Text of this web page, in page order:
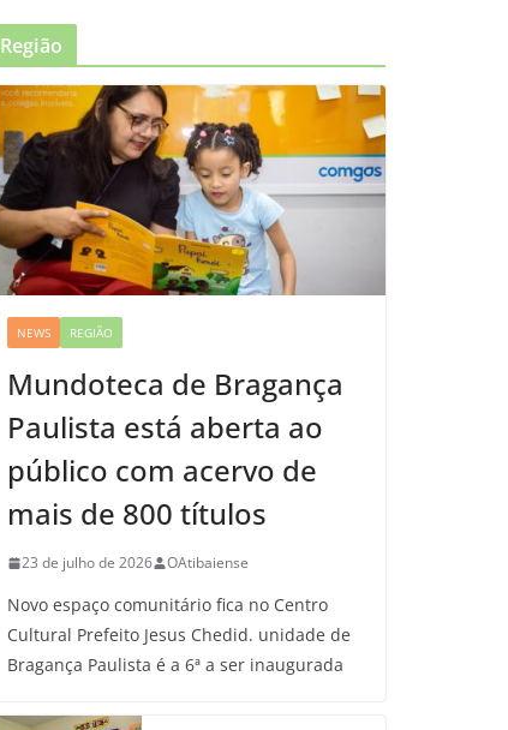
Região
NEWS REGIÃO
Mundoteca de Bragança
Paulista está aberta ao
público com acervo de
mais de 800 títulos
23 de julho de 2026 OAtibaiense
Novo espaço comunitário fica no Centro
Cultural Prefeito Jesus Chedid. unidade de
Bragança Paulista é a 6ª a ser inaugurada